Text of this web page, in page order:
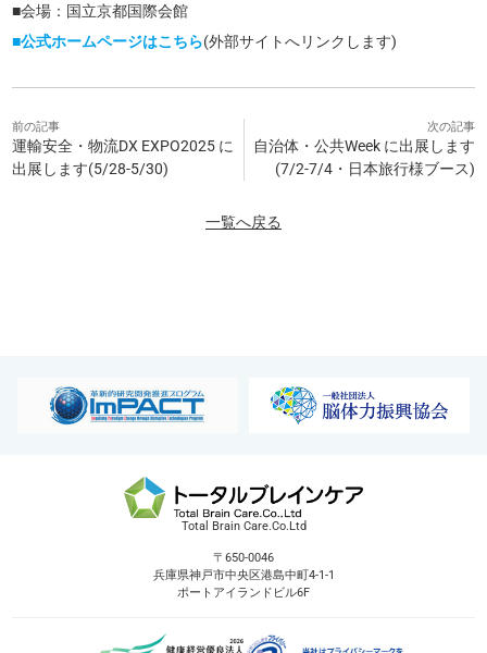
■会場：国立京都国際会館
■公式ホームページはこちら(外部サイトへリンクします)
前の記事
運輸安全・物流DX EXPO2025 に
出展します(5/28-5/30)
次の記事
自治体・公共Week に出展します
(7/2-7/4・日本旅行様ブース)
一覧へ戻る
Total Brain Care.Co.Ltd
〒650-0046
兵庫県神戸市中央区港島中町4-1-1
ポートアイランドビル6F